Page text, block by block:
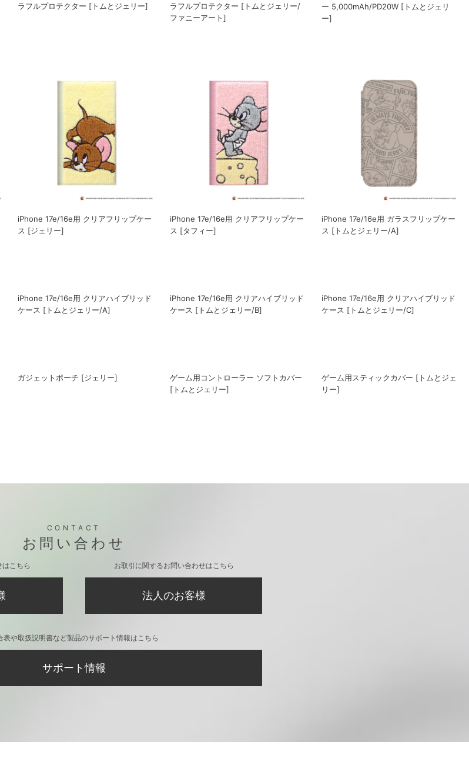
ラフルプロテクター [トムとジェリー]
ラフルプロテクター [トムとジェリー/
ファニーアート]
ー 5,000mAh/PD20W [トムとジェリ
ー]
iPhone 17e/16e用 クリアフリップケー
ス [ジェリー]
iPhone 17e/16e用 クリアフリップケー
ス [タフィー]
iPhone 17e/16e用 ガラスフリップケー
ス [トムとジェリー/A]
ガジェットポーチ [ジェリー]